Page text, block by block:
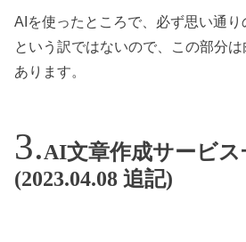
AIを使ったところで、必ず思い通り
という訳ではないので、この部分
あります。
AI文章作成サービス
(2023.04.08 追記)